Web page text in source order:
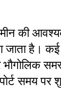
की
है।
समय